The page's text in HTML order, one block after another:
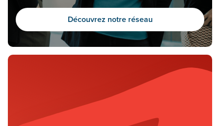
Découvrez notre réseau